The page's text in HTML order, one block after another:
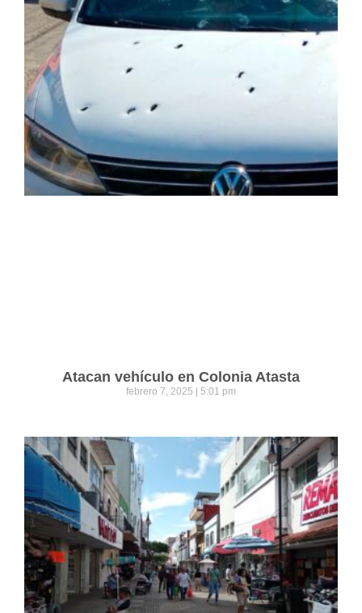
Atacan vehículo en Colonia Atasta
febrero 7, 2025 5:01 pm